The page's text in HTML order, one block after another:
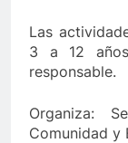
Las
3 a 12
responsable.
Organiza:
Comunidad y